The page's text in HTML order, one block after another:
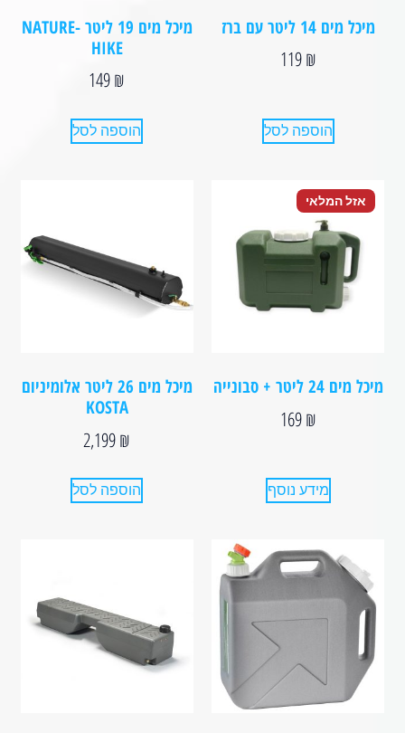
מיכל מים 14 ליטר עם ברז
119₪
הוספה לסל
מיכל מים 19 ליטר NATURE-
HIKE
149₪
הוספה לסל
אזל המלאי
מיכל מים 24 ליטר + סבונייה
169₪
מידע נוסף
מיכל מים 26 ליטר אלומיניום
KOSTA
2,199₪
הוספה לסל